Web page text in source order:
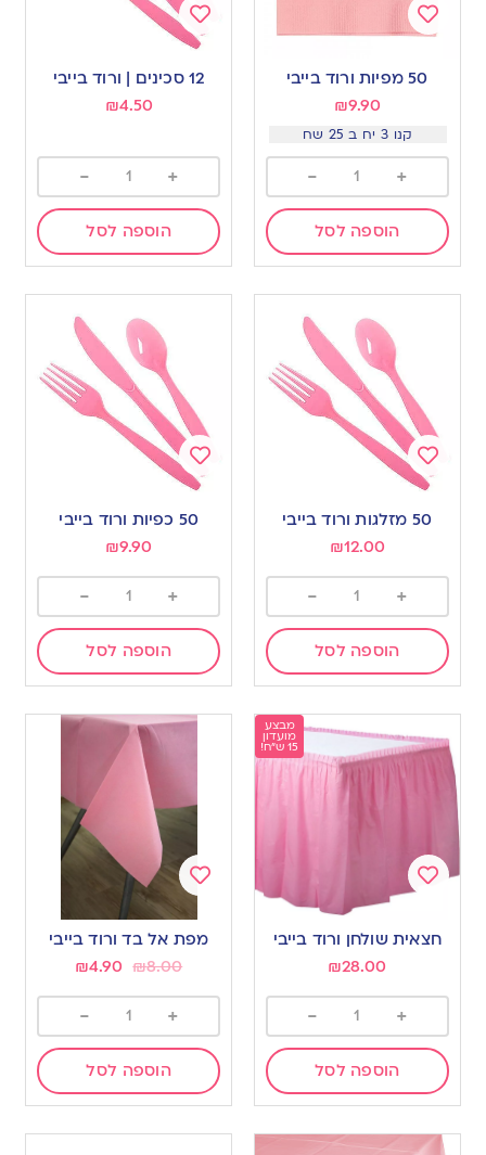
50 מפיות ורוד בייבי
₪9.90
קנו 3 יח ב 25 שח
+
-
הוספה לסל
Add
12 סכינים | ורוד בייבי
₪4.50
+
-
הוספה לסל
Add
50 מזלגות ורוד בייבי
₪12.00
+
-
הוספה לסל
Add
50 כפיות ורוד בייבי
₪9.90
+
-
הוספה לסל
מבצע
מועדון
15 ש"ח!
to
wishlist
חצאית שולחן ורוד בייבי
₪28.00
+
-
הוספה לסל
to
wishlist
מפת אל בד ורוד בייבי
₪8.00
₪4.90
+
-
הוספה לסל